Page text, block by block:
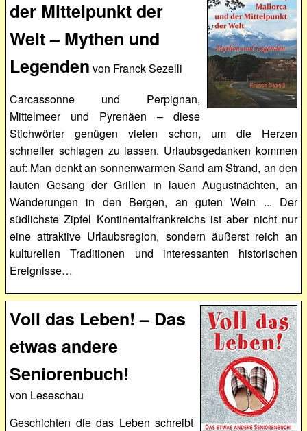
der Mittelpunkt der
Welt – Mythen und
Legenden von Franck Sezelli
Carcassonne und Perpignan,
Mittelmeer und Pyrenäen – diese
Stichwörter genügen vielen schon, um die Herzen
schneller schlagen zu lassen. Urlaubsgedanken kommen
auf: Man denkt an sonnenwarmen Sand am Strand, an den
lauten Gesang der Grillen in lauen Augustnächten, an
Wanderungen in den Bergen, an guten Wein ... Der
südlichste Zipfel Kontinentalfrankreichs ist aber nicht nur
eine attraktive Urlaubsregion, sondern äußerst reich an
kulturellen Traditionen und interessanten historischen
Ereignisse…
Voll das Leben! – Das
etwas andere
Seniorenbuch!
von Leseschau
Geschichten die das Leben schreibt